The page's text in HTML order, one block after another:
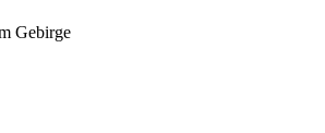
Gebirge